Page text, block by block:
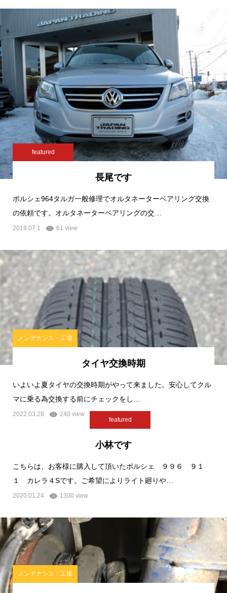
featured
長尾です
ポルシェ964タルガ一般修理でオルタネーターベアリング交換
の依頼です。オルタネーターベアリングの交…
2019.07.1 61 view
メンテナンス・工場
タイヤ交換時期
いよいよ夏タイヤの交換時期がやって来ました。安心してクル
マに乗る為交換する前にチェックをし…
2022.03.28 240 view
featured
小林です
こちらは、お客様に購入して頂いたポルシェ ９９６ ９１
１ カレラ４Sです。ご希望によりライト廻りや…
2020.01.24 1300 view
メンテナンス・工場